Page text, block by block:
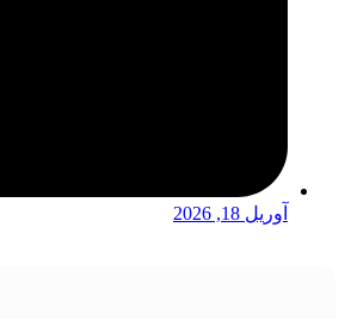
آوریل 18, 2026